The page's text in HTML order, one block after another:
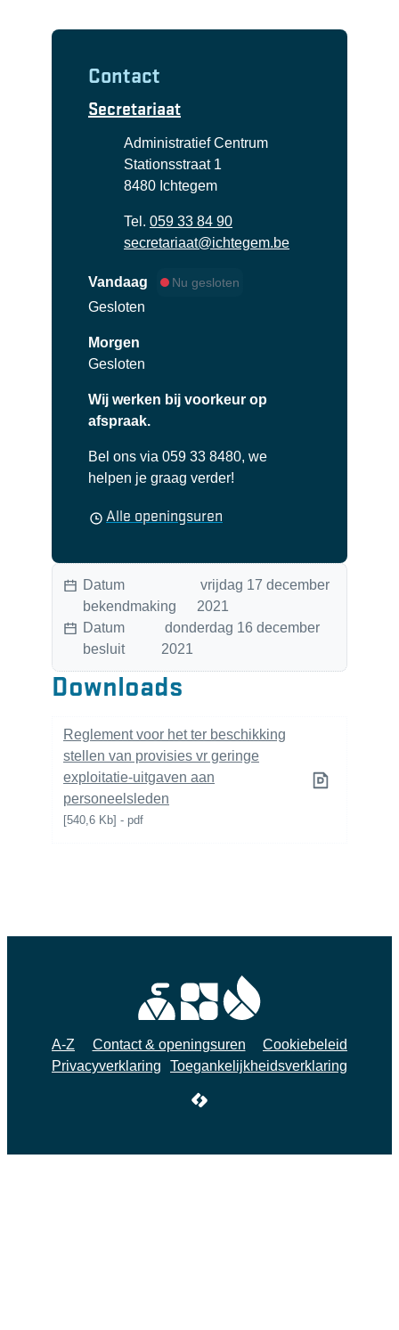
Contact
Secretariaat
AdresAdministratief Centrum
Stationsstraat 1
,8480 Ichtegem
059 33 84 90
E-mailsecretariaat@ichtegem.be
Vandaag Nu gesloten
Gesloten
Morgen
Gesloten
Wij werken bij voorkeur op
afspraak.
Bel ons via 059 33 8480, we
helpen je graag verder!
Alle openingsuren
Datum
bekendmaking
vrijdag 17 december
2021
Datum
besluit
donderdag 16 december
2021
Downloads
Reglement voor het ter beschikking
stellen van provisies vr geringe
exploitatie-uitgaven aan
personeelsleden
540,6 Kb pdf
A-Z Contact & openingsuren
Cookiebeleid
Privacyverklaring
Toegankelijkheidsverklaring
LCP nv 2026 ©